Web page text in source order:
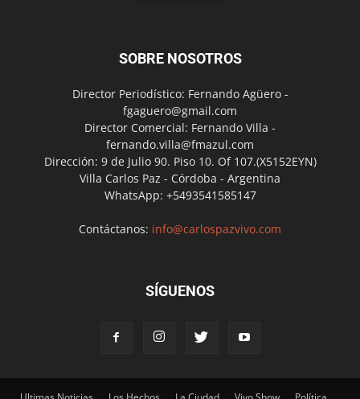
SOBRE NOSOTROS
Director Periodístico: Fernando Agüero -
fgaguero@gmail.com
Director Comercial: Fernando Villa -
fernando.villa@fmazul.com
Dirección: 9 de Julio 90. Piso 10. Of 107.(X5152EYN)
Villa Carlos Paz - Córdoba - Argentina
WhatsApp: +5493541585147
Contáctanos: info@carlospazvivo.com
SÍGUENOS